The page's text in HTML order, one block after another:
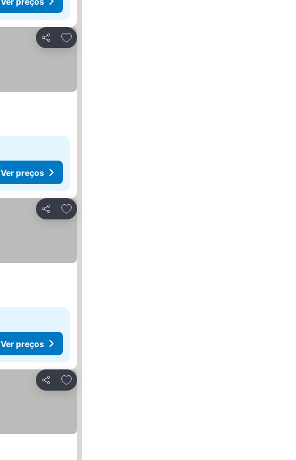
Partilhar
Adicionar aos favoritos
Ver preços
Partilhar
Adicionar aos favoritos
Ver preços
Partilhar
Adicionar aos favoritos